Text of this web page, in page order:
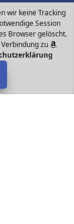
wir keine Tracking
Session
Browser gelöscht.
zu